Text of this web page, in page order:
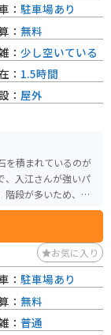
を積まれているのが
、入江さんが強いパ
階段が多いため、足
あります。
： 駐車場あり
： 無料
： 少し空いている
： 1.5時間
： 屋外
お気に入り
： 駐車場あり
： 無料
： 普通